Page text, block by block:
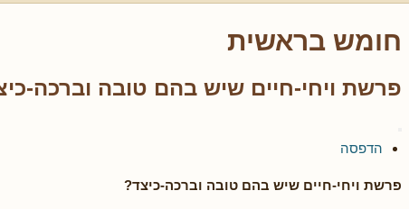
חומש בראשית
פרשת ויחי-חיים שיש בהם טובה וברכה-
הדפסה
פרשת ויחי-חיים שיש בהם טובה וברכה-כיצד?